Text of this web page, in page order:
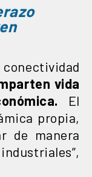
vida
El
propia,
de manera